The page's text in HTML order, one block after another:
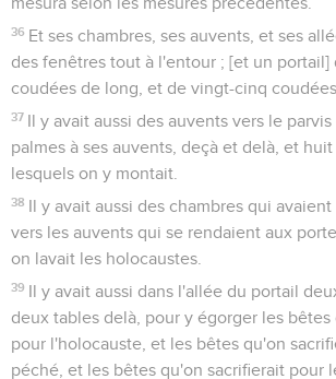
36 Et ses chambres, ses auvents, et ses
des fenêtres tout à l'entour ; [et un portail]
coudées de long, et de vingt-cinq
37 Il y avait aussi des auvents vers le
palmes à ses auvents, deçà et delà, et
lesquels on y montait.
38 Il y avait aussi des chambres qui
vers les auvents qui se rendaient aux
on lavait les holocaustes.
39 Il y avait aussi dans l'allée du portail
deux tables delà, pour y égorger les
pour l'holocauste, et les bêtes qu'on
péché, et les bêtes qu'on sacrifierait pour